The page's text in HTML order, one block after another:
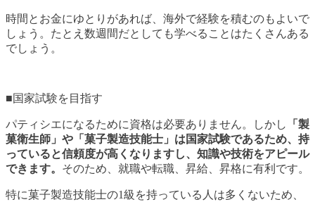
時間とお金にゆとりがあれば、海外で経験を積むのもよいで
しょう。たとえ数週間だとしても学べることはたくさんある
でしょう。
■国家試験を目指す
パティシエになるために資格は必要ありません。しかし
「製
菓衛生師」や「菓子製造技能士」は国家試験であるため、持
っていると信頼度が高くなりますし、知識や技術をアピール
できます。 そのため、就職や転職、昇給、昇格に有利です。
特に菓子製造技能士の1級を持っている人は多くないため、